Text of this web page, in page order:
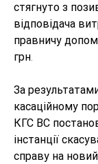
стягнуто з
відповідача
правничу
грн.
За
касаційному
КГС ВС
інстанції
справу на